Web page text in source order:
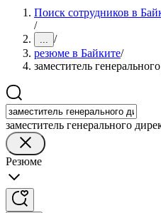
Поиск сотрудников в
/
... /
резюме в Байките/
заместитель
заместитель генерального
Резюме